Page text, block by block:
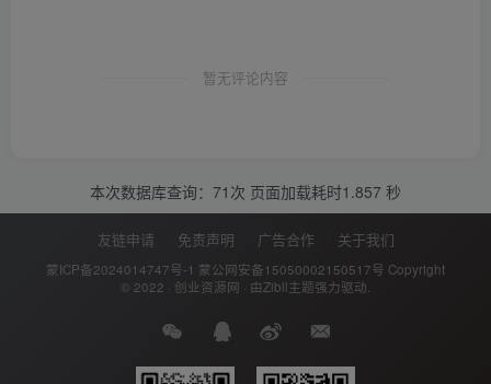
暂无评论内容
本次数据库查询：71次 页面加载耗时1.857 秒
友链申请 免责声明 广告合作 关于我们
蒙ICP备2024014747号-1 蒙公网安备15050002150517号 Copyright
© 2022 · 创业资源网 · 由Zibll主题强力驱动.